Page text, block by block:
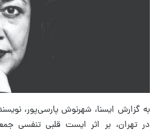
در تهران، بر اثر ایست قلبی تنفسی